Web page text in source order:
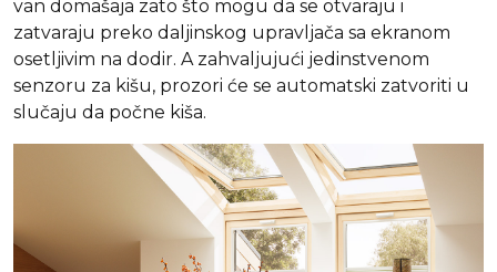
van domašaja zato što mogu da se otvaraju i
zatvaraju preko daljinskog upravljača sa ekranom
osetljivim na dodir. A zahvaljujući jedinstvenom
senzoru za kišu, prozori će se automatski zatvoriti u
slučaju da počne kiša.